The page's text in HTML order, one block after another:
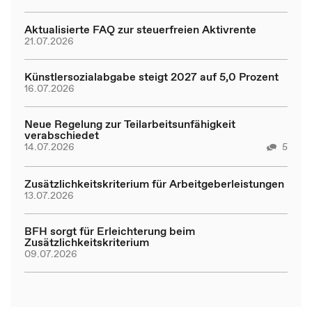
Aktualisierte FAQ zur steuerfreien Aktivrente
21.07.2026
Künstlersozialabgabe steigt 2027 auf 5,0 Prozent
16.07.2026
Neue Regelung zur Teilarbeitsunfähigkeit
verabschiedet
14.07.2026 5
Zusätzlichkeitskriterium für Arbeitgeberleistungen
13.07.2026
BFH sorgt für Erleichterung beim
Zusätzlichkeitskriterium
09.07.2026